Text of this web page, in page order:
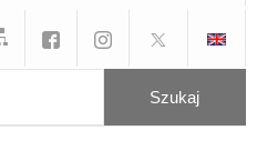
czarnymczarnymżółtym